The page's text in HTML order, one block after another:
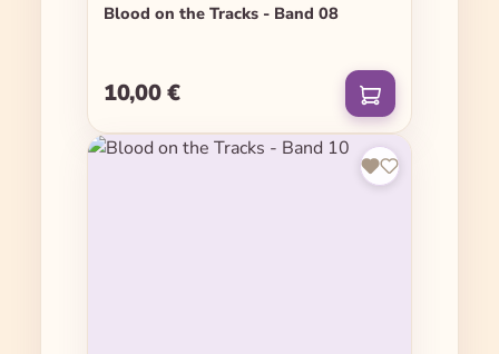
Blood on the Tracks - Band 08
Regulärer Preis:
10,00 €